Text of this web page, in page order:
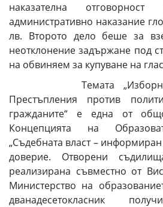
наказателна
административно наказание
лв. Второто дело беше за
неотклонение задържане под
на обвиняем за купуване на
Темата „Изборно
Престъпления против
гражданите“ е една от
Концепцията на
„Съдебната власт –
доверие. Отворени
реализирана съвместно от
Министерство на
дванадесетокласник